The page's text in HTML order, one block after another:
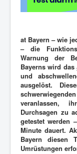
at Bayern – wie
– die
Warnung der
Bayerns wird das
und
ausgelöst.
veranlassen,
Durchsagen zu
getestet werden
Minute dauert.
Bayern diesen
Umrüstungen